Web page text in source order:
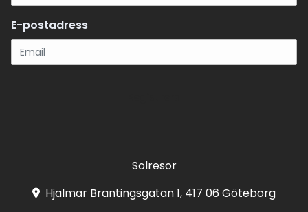
E-postadress
Solresor
Hjalmar Brantingsgatan 1, 417 06 Göteborg